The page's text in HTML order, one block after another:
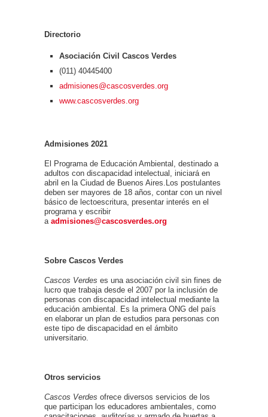
Directorio
Asociación Civil Cascos Verdes
(011) 40445400
admisiones@cascosverdes.org
www.cascosverdes.org
Admisiones 2021
El Programa de Educación Ambiental, destinado a
adultos con discapacidad intelectual, iniciará en
abril en la Ciudad de Buenos Aires.Los postulantes
deben ser mayores de 18 años, contar con un nivel
básico de lectoescritura, presentar interés en el
programa y escribir
a admisiones@cascosverdes.org
Sobre Cascos Verdes
Cascos Verdes es una asociación civil sin fines de
lucro que trabaja desde el 2007 por la inclusión de
personas con discapacidad intelectual mediante la
educación ambiental. Es la primera ONG del país
en elaborar un plan de estudios para personas con
este tipo de discapacidad en el ámbito
universitario.
Otros servicios
Cascos Verdes ofrece diversos servicios de los
que participan los educadores ambientales, como